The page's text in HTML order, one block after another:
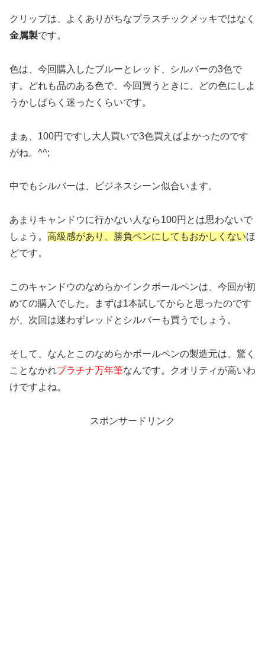
クリップは、よくありがちなプラスチックメッキではなく
金属製です。
色は、今回購入したブルーとレッド、シルバーの3色で
す。どれも品のある色で、今回買うときに、どの色にしよ
うかしばらく迷ったくらいです。
まぁ、100円ですし大人買いで3色買えばよかったのです
がね。^^;
中でもシルバーは、ビジネスシーン似合います。
あまりキャンドウに行かない人なら100円とは思わないで
しょう。 高級感があり、勝負ペンにしてもおかしくないほ
どです。
このキャンドウのなめらかインクボールペンは、今回が初
めての購入でした。まずは1本試してからと思ったのです
が、次回は迷わずレッドとシルバーも買うでしょう。
そして、なんとこのなめらかボールペンの製造元は、驚く
ことなかれプラチナ万年筆なんです。クオリティが高いわ
けですよね。
スポンサードリンク